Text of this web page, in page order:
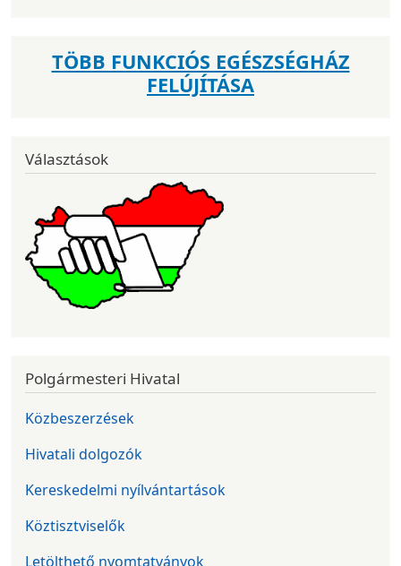
TÖBB FUNKCIÓS EGÉSZSÉGHÁZ
FELÚJÍTÁSA
Választások
Polgármesteri Hivatal
Közbeszerzések
Hivatali dolgozók
Kereskedelmi nyílvántartások
Köztisztviselők
Letölthető nyomtatványok